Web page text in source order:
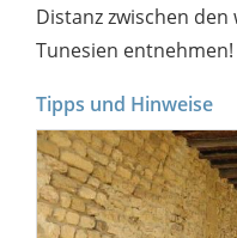
Distanz zwischen
Tunesien entnehmen!
Tipps und Hinweise